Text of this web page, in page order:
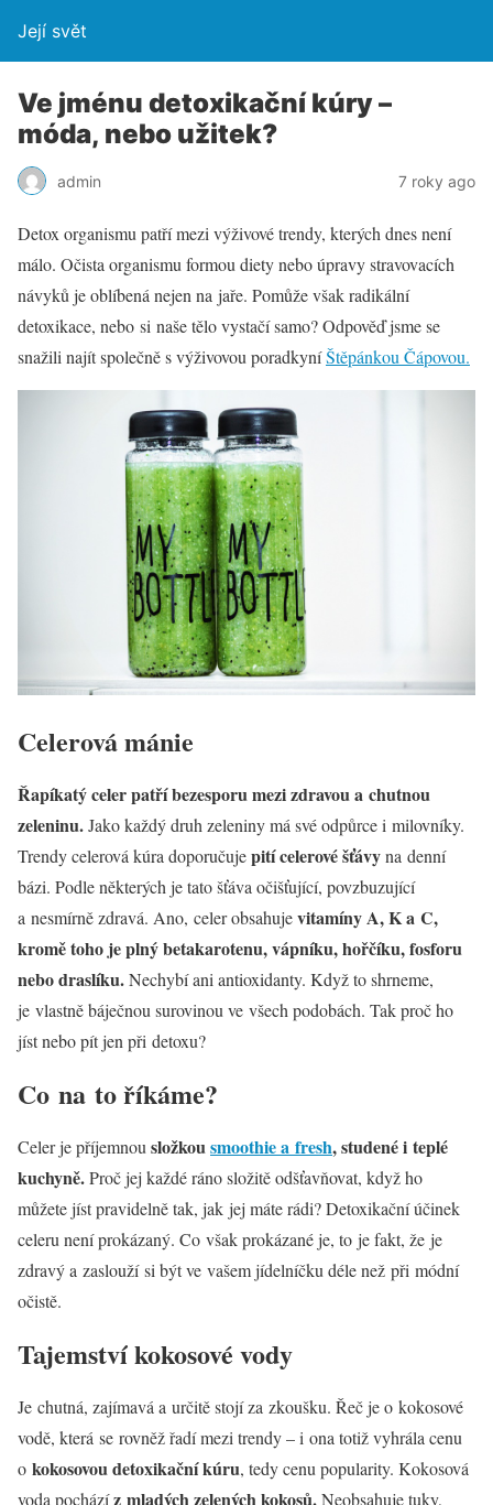
Její svět
Ve jménu detoxikační kúry –
móda, nebo užitek?
admin 7 roky ago
Detox organismu patří mezi výživové trendy, kterých dnes není
málo. Očista organismu formou diety nebo úpravy stravovacích
návyků je oblíbená nejen na jaře. Pomůže však radikální
detoxikace, nebo si naše tělo vystačí samo? Odpověď jsme se
snažili najít společně s výživovou poradkyníŠtěpánkou Čápovou.
Celerová mánie
Řapíkatý celer patří bezesporu mezi zdravou a chutnou
zeleninu.Jako každý druh zeleniny má své odpůrce i milovníky.
Trendy celerová kúra doporučujepití celerové šťávyna denní
bázi. Podle některých je tato šťáva očišťující, povzbuzující
a nesmírně zdravá. Ano, celer obsahujevitamíny A, K a C,
kromě toho je plný betakarotenu, vápníku, hořčíku, fosforu
nebo draslíku.Nechybí ani antioxidanty. Když to shrneme,
je vlastně báječnou surovinou ve všech podobách. Tak proč ho
jíst nebo pít jen při detoxu?
Co na to říkáme?
Celer je příjemnou složkousmoothie a fresh, studené i teplé
kuchyně.Proč jej každé ráno složitě odšťavňovat, když ho
můžete jíst pravidelně tak, jak jej máte rádi? Detoxikační účinek
celeru není prokázaný. Co však prokázané je, to je fakt, že je
zdravý a zaslouží si být ve vašem jídelníčku déle než při módní
očistě.
Tajemství kokosové vody
Je chutná, zajímavá a určitě stojí za zkoušku. Řeč je o kokosové
vodě, která se rovněž řadí mezi trendy – i ona totiž vyhrála cenu
o kokosovou detoxikační kúru, tedy cenu popularity. Kokosová
voda pocházíz mladých zelených kokosů.Neobsahuje tuky,